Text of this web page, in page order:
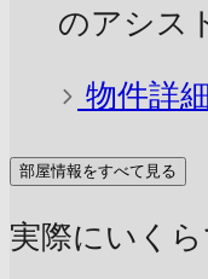
のアシス
物件詳細
部屋情報をすべて見る
実際にいく